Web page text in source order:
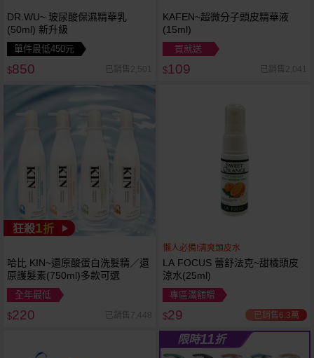
DR.WU~ 玻尿酸保濕精華乳
(50ml) 新升級
單件最低450元
$850 已銷售2,501
KAFEN~超微分子頭皮精華液
(15ml)
買就送
$109 已銷售2,041
狂殺1折
哈比 KIN~還原酸蛋白洗髮精／還
原護髮素(750ml)多款可選
全年最低
$220 已銷售7,448
懶人必備!清爽頭皮水
LA FOCUS 蕾舒法克~甜橘頭皮
涼水(25ml)
專區滿額贈
$29 已銷售6.3萬
限時11折